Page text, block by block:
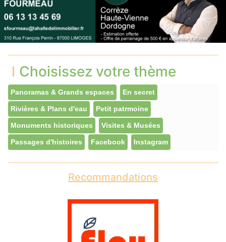
Choisissez votre thème
Panoramas & Grands espaces En secret
Rivières & Plans d'eau Petit patrmoine
Monuments historiques Visites & Musées
Passages d'histoires Facebook Instagram
Recommandations